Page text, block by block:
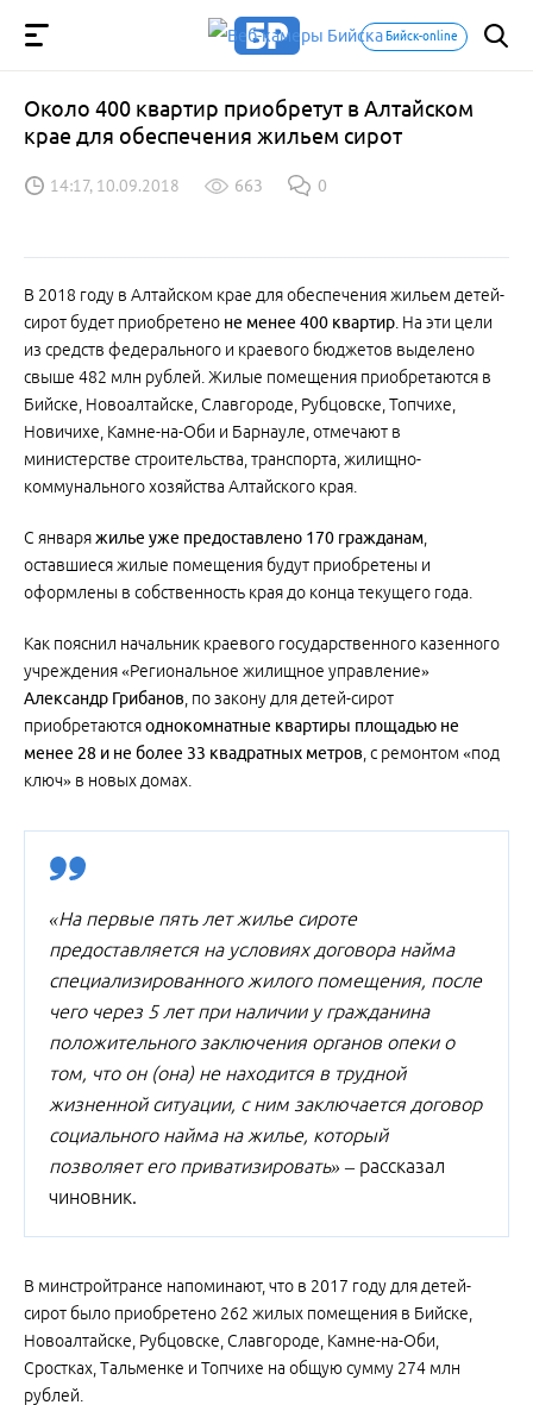
Бийск-online
Около 400 квартир приобретут в Алтайском
крае для обеспечения жильем сирот
14:17, 10.09.2018 663 0
В 2018 году в Алтайском крае для обеспечения жильем детей-
сирот будет приобретено не менее 400 квартир . На эти цели
из средств федерального и краевого бюджетов выделено
свыше 482 млн рублей. Жилые помещения приобретаются в
Бийске, Новоалтайске, Славгороде, Рубцовске, Топчихе,
Новичихе, Камне-на-Оби и Барнауле, отмечают в
министерстве строительства, транспорта, жилищно-
коммунального хозяйства Алтайского края.
С январяжилье уже предоставлено 170 гражданам
оставшиеся жилые помещения будут приобретены и
оформлены в собственность края до конца текущего года.
Как пояснил начальник краевого государственного казенного
учреждения «Региональное жилищное управление»
Александр Грибанов , по закону для детей-сирот
приобретаютсяоднокомнатные квартиры площадью не
менее 28 и не более 33 квадратных метров , с ремонтом «под
ключ» в новых домах.
«На первые пять лет жилье сироте
предоставляется на условиях договора найма
специализированного жилого помещения, после
чего через 5 лет при наличии у гражданина
положительного заключения органов опеки о
том, что он (она) не находится в трудной
жизненной ситуации, с ним заключается договор
социального найма на жилье, который
позволяет его приватизировать» – рассказал
чиновник.
В минстройтрансе напоминают, что в 2017 году для детей-
сирот было приобретено 262 жилых помещения в Бийске,
Новоалтайске, Рубцовске, Славгороде, Камне-на-Оби,
Сростках, Тальменке и Топчихе на общую сумму 274 млн
рублей.